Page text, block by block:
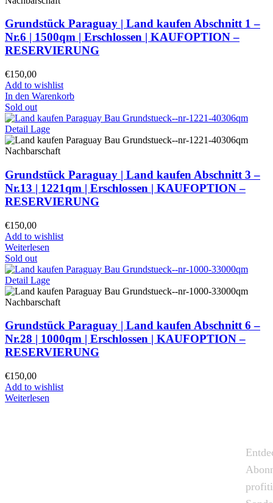
Grundstück Paraguay | Land kaufenAbschnitt 1 –
Nr.6 | 1500qm | Erschlossen | KAUFOPTION –
RESERVIERUNG
€150,00
Add to wishlist
In den Warenkorb
Sold out
Grundstück Paraguay | Land kaufen Abschnitt 3 –
Nr.13 | 1221qm | Erschlossen | KAUFOPTION –
RESERVIERUNG
€150,00
Add to wishlist
Weiterlesen
Sold out
Grundstück Paraguay | Land kaufenAbschnitt 6 –
Nr.28 | 1000qm | Erschlossen | KAUFOPTION –
RESERVIERUNG
€150,00
Add to wishlist
Weiterlesen